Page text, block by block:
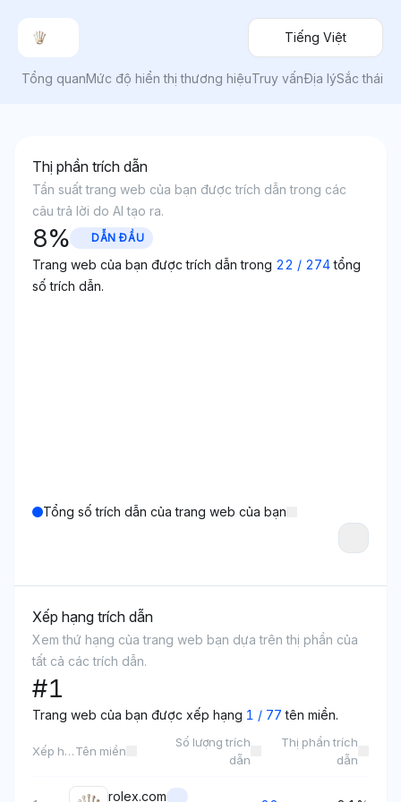
Tiếng Việt
Tổng quanMức độ hiển thị thương hiệuTruy vấnĐịa lýSắc thái
Thị phần trích dẫn
Tần suất trang web của bạn được trích dẫn trong các
câu trả lời do AI tạo ra.
8% DẪN ĐẦU
Trang web của bạn được trích dẫn trong 22 / 274tổng
số trích dẫn.
Tổng số trích dẫn của trang web của bạn
Xếp hạng trích dẫn
Xem thứ hạng của trang web bạn dựa trên thị phần của
tất cả các trích dẫn.
#1
Trang web của bạn được xếp hạng 1 / 77 tên miền.
Xếp hạngTên miền
Số lượng trích
dẫn
Thị phần trích
dẫn
rolex.com